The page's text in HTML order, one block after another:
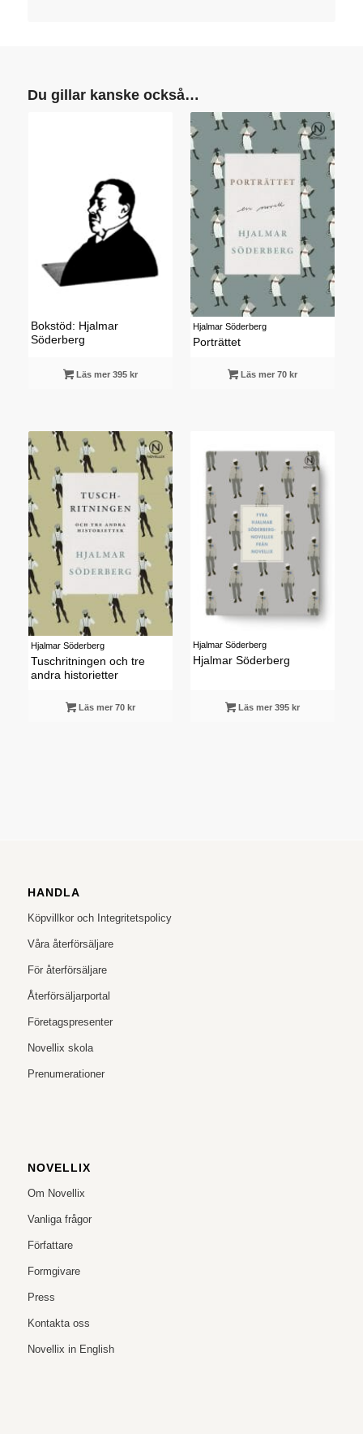
Du gillar kanske också…
Bokstöd: Hjalmar
Söderberg
Läs mer 395 kr
Hjalmar Söderberg
Porträttet
Läs mer 70 kr
Hjalmar Söderberg
Tuschritningen och tre
andra historietter
Läs mer 70 kr
Hjalmar Söderberg
Hjalmar Söderberg
Läs mer 395 kr
HANDLA
Köpvillkor och Integritetspolicy
Våra återförsäljare
För återförsäljare
Återförsäljarportal
Företagspresenter
Novellix skola
Prenumerationer
NOVELLIX
Om Novellix
Vanliga frågor
Författare
Formgivare
Press
Kontakta oss
Novellix in English